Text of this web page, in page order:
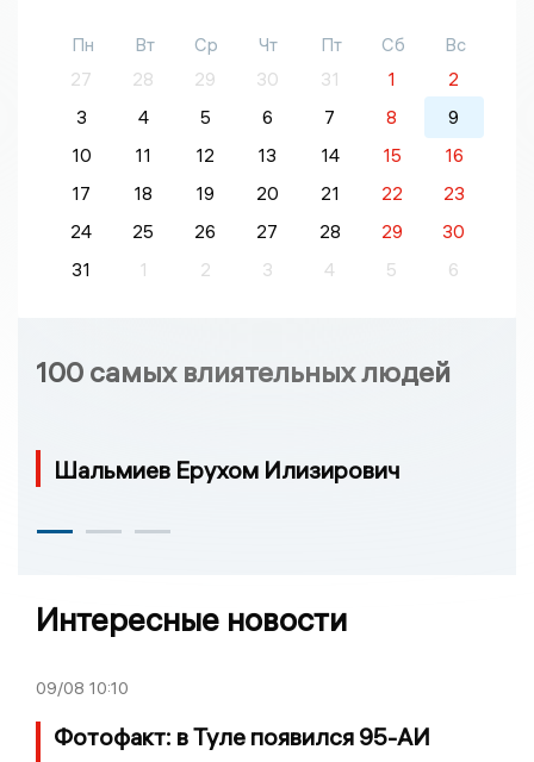
Пн Вт Ср Чт Пт Сб
Вс
27
28 29 30 31 1
2
3
4 5 6 7 8
9
10
11 12 13 14 15
16
17
18 19 20 21 22
23
24
25 26 27 28 29
30
31
1 2 3 4 5 6
100 самых влиятельных людей
Шальмиев Ерухом Илизирович
Интересные новости
09/08 10:10
Фотофакт: в Туле появился 95-АИ